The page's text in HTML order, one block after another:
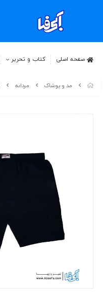
صفحه اصلی کتاب و تحریر
مد و پوشاک مردانه